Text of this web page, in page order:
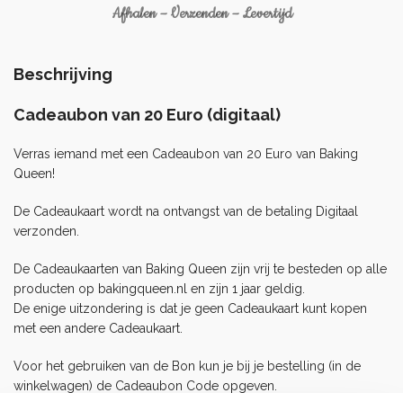
Afhalen – Verzenden – Levertijd
Beschrijving
Cadeaubon van 20 Euro (digitaal)
Verras iemand met een Cadeaubon van 20 Euro van Baking
Queen!
De Cadeaukaart wordt na ontvangst van de betaling Digitaal
verzonden.
De Cadeaukaarten van Baking Queen zijn vrij te besteden op alle
producten op bakingqueen.nl en zijn 1 jaar geldig.
De enige uitzondering is dat je geen Cadeaukaart kunt kopen
met een andere Cadeaukaart.
Voor het gebruiken van de Bon kun je bij je bestelling (in de
winkelwagen) de Cadeaubon Code opgeven.